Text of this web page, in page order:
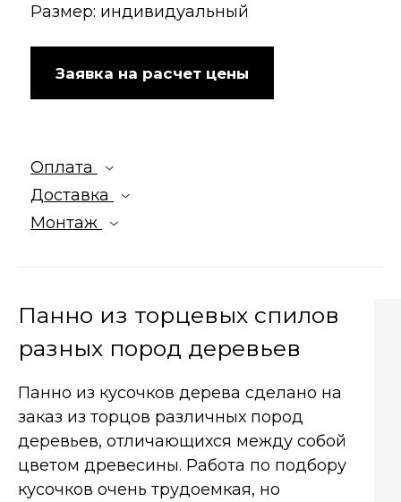
Размер: индивидуальный
Заявка на расчет цены
Оплата
Доставка
Монтаж
Панно из торцевых спилов
разных пород деревьев
Панно из кусочков дерева сделано на
заказ из торцов различных пород
деревьев, отличающихся между собой
цветом древесины. Работа по подбору
кусочков очень трудоемкая, но